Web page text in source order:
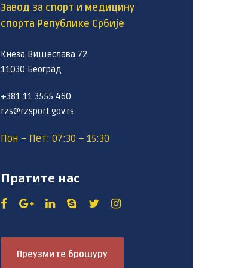
Завод за спорт и медицину
спорта Републике Србије
Кнеза Вишеслава 72
11030 Београд
+381 11 3555 460
rzs@rzsport.gov.rs
Пон – Пет: 07:30 – 15:30
Пратите нас
Преузмите брошуру